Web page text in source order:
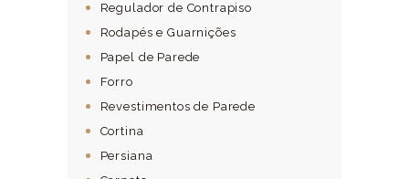
Regulador de Contrapiso
Rodapés e Guarnições
Papel de Parede
Forro
Revestimentos de Parede
Cortina
Persiana